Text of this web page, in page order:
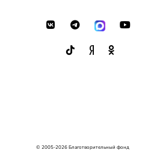
© 2005-2026 Благотворительный фонд